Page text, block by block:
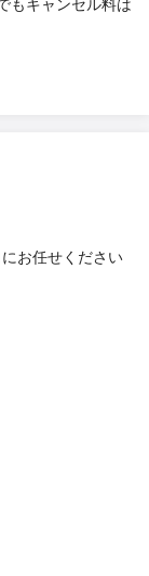
お任せください